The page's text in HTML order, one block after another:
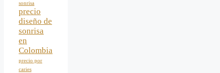
sonrisa
precio
diseño de
sonrisa
en
Colombia
precio por
caries